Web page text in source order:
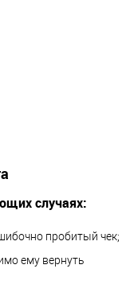
случаях:
пробитый чек;
ему вернуть